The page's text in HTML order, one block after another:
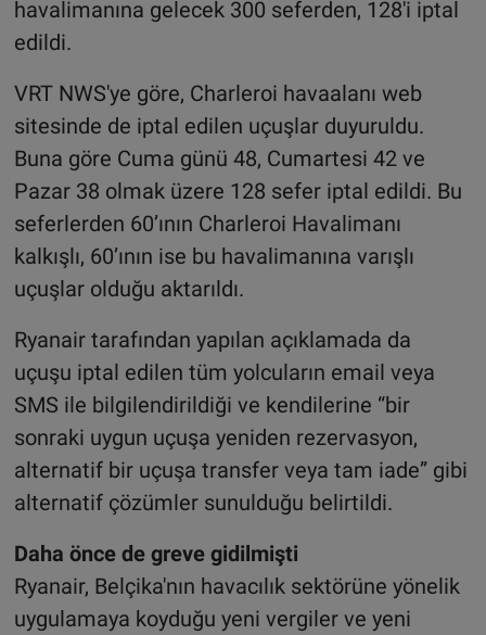
havalimanına gelecek 300 seferden, 128'i iptal
edildi.
VRT NWS'ye göre, Charleroi havaalanı web
sitesinde de iptal edilen uçuşlar duyuruldu.
Buna göre Cuma günü 48, Cumartesi 42 ve
Pazar 38 olmak üzere 128 sefer iptal edildi. Bu
seferlerden 60’ının Charleroi Havalimanı
kalkışlı, 60’ının ise bu havalimanına varışlı
uçuşlar olduğu aktarıldı.
Ryanair tarafından yapılan açıklamada da
uçuşu iptal edilen tüm yolcuların email veya
SMS ile bilgilendirildiği ve kendilerine “bir
sonraki uygun uçuşa yeniden rezervasyon,
alternatif bir uçuşa transfer veya tam iade” gibi
alternatif çözümler sunulduğu belirtildi.
Daha önce de greve gidilmişti
Ryanair, Belçika'nın havacılık sektörüne yönelik
uygulamaya koyduğu yeni vergiler ve yeni